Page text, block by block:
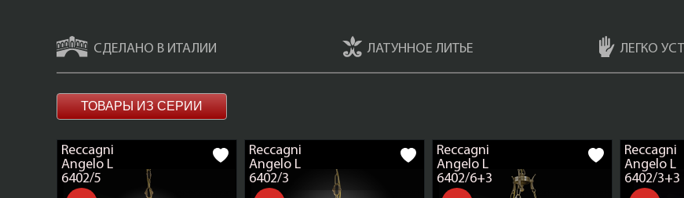
Цвет арматуры
(Bronzo
Плафоны Ветро
СДЕЛАНО В ИТАЛИИ ЛАТУННОЕ ЛИТЬЕ ЛЕГКО
ТОВАРЫ ИЗ СЕРИИ
Reccagni
Angelo L
6402/5
Reccagni
Angelo L
6402/3
Reccagni
Angelo L
6402/6+3
Reccagni
Angelo L
6402/3+3